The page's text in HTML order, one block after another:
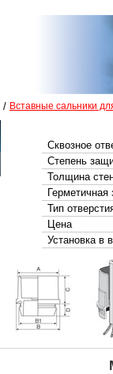
/ Вставные сальники
Сквозное
Степень
Толщина
Герметичная
Тип
Цена
Установка в